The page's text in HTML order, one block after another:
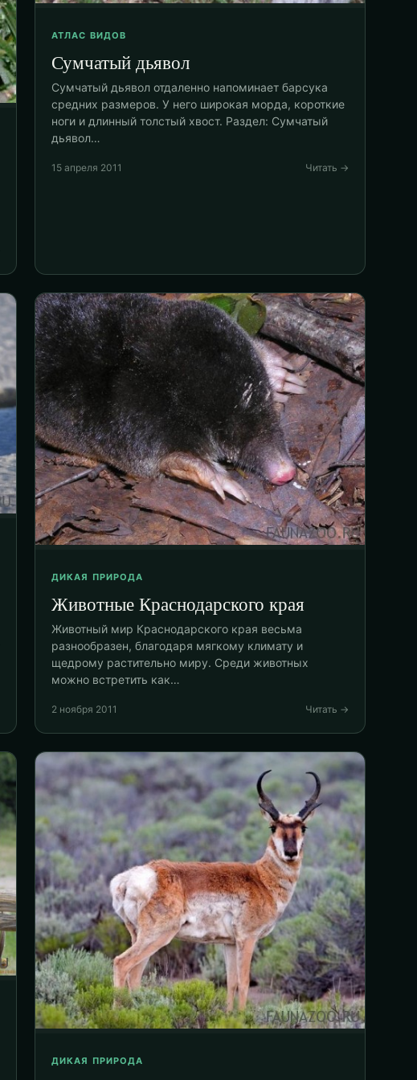
АТЛАС ВИДОВ
Сумчатый дьявол
Сумчатый дьявол отдаленно напоминает барсука
средних размеров. У него широкая морда, короткие
ноги и длинный толстый хвост. Раздел: Сумчатый
дьявол…
15 апреля 2011 Читать →
ДИКАЯ ПРИРОДА
Животные Краснодарского края
Животный мир Краснодарского края весьма
разнообразен, благодаря мягкому климату и
щедрому растительно миру. Среди животных
можно встретить как…
2 ноября 2011 Читать →
ДИКАЯ ПРИРОДА